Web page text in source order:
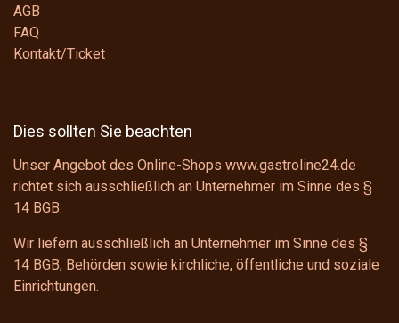
AGB
FAQ
Kontakt/Ticket
Dies sollten Sie beachten
Unser Angebot des Online-Shops www.gastroline24.de
richtet sich ausschließlich an Unternehmer im Sinne des §
14 BGB.
Wir liefern ausschließlich an Unternehmer im Sinne des §
14 BGB, Behörden sowie kirchliche, öffentliche und soziale
Einrichtungen.